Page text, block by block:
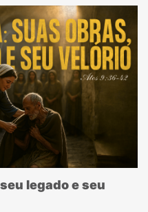
legado e seu